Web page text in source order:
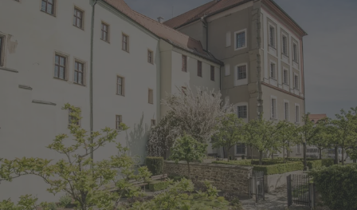
1806 kam es durch Verkauf seitens der
Lobkowitzer in Besitz der Bayerischen Krone,
ab 1807 wurde es als Sitz des Landrichters und
danach ununterbrochen bis heute ist es Sitz des
Landratsamtes.
In derzweiten Etage liegen die
repräsentativen Räumlichkeiten
, wobei die in
ihrer Art in Mitteleuropa einmalige einstige